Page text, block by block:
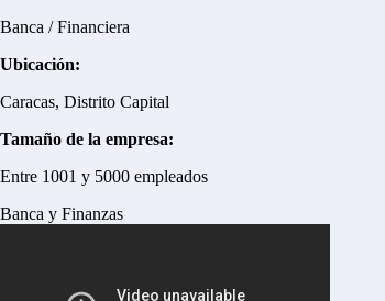
Banca / Financiera
Ubicación:
Caracas, Distrito Capital
Tamaño de la empresa:
Entre 1001 y 5000 empleados
Banca y Finanzas